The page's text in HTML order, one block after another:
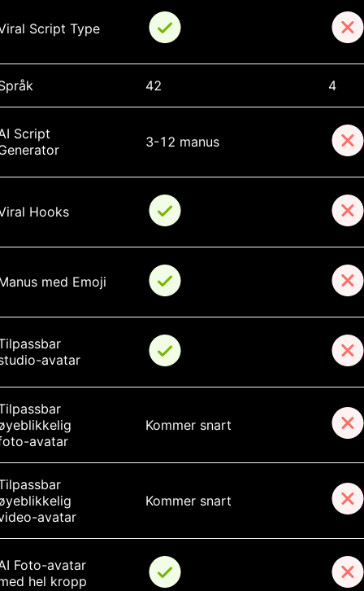
Script Type
42 4
Script
3-12 manus
Hooks
med Emoji
avatar
avatar
Kommer snart
avatar
Kommer snart
Foto-avatar
hel kropp